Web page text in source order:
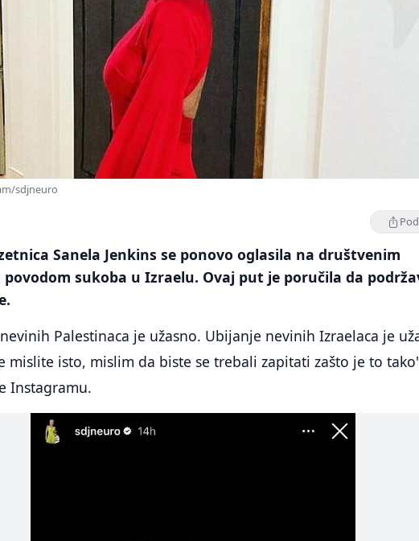
sdjneuro
Sanela Jenkins se ponovo oglasila na društvenim
povodom sukoba u Izraelu. Ovaj put je poručila da
Palestinaca je užasno. Ubijanje nevinih Izraelaca je
mislite isto, mislim da biste se trebali zapitati zašto je to
Instagramu.